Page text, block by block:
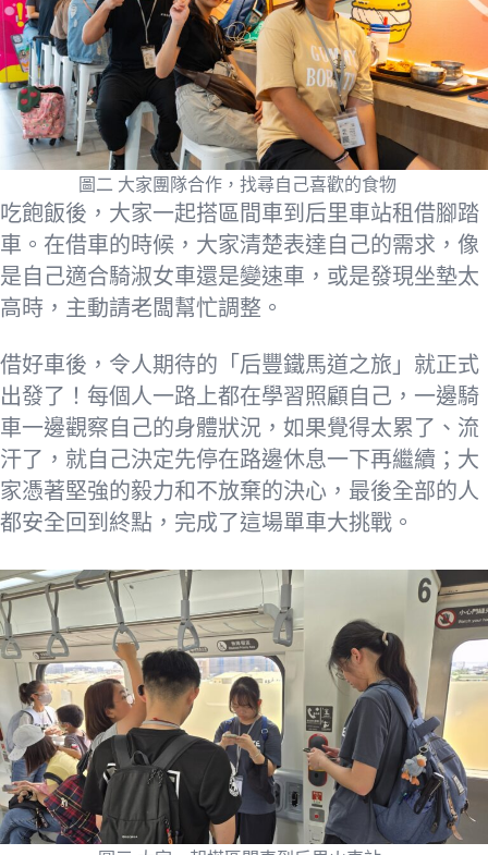
圖二 大家團隊合作，找尋自己喜歡的食物
吃飽飯後，大家一起搭區間車到后里車站租借腳踏
車。在借車的時候，大家清楚表達自己的需求，像
是自己適合騎淑女車還是變速車，或是發現坐墊太
高時，主動請老闆幫忙調整。
借好車後，令人期待的「后豐鐵馬道之旅」就正式
出發了！每個人一路上都在學習照顧自己，一邊騎
車一邊觀察自己的身體狀況，如果覺得太累了、流
汗了，就自己決定先停在路邊休息一下再繼續；大
家憑著堅強的毅力和不放棄的決心，最後全部的人
都安全回到終點，完成了這場單車大挑戰。